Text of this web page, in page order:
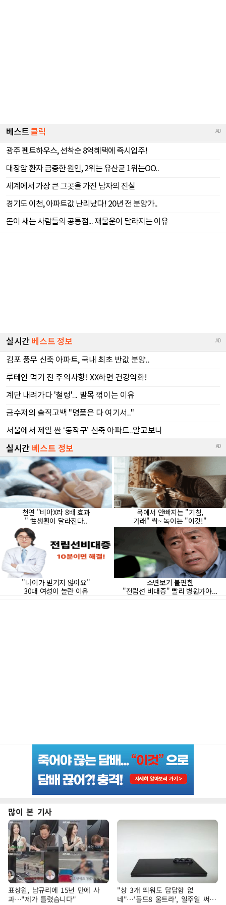
많이 본 기사
표창원, 남규리에 15년 만에 사
과…"제가 틀렸습니다"
"창 3개 띄워도 답답함 없
네"…'폴드8 울트라', 일주일 써보